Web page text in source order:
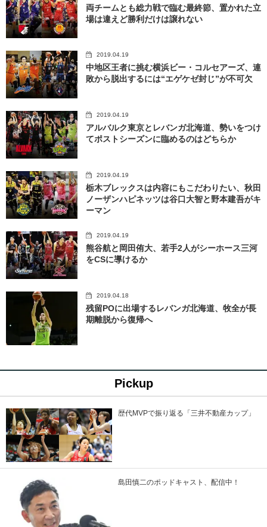
両チームとも総力戦で臨む最終節、置かれた立
場は違えど勝利だけは譲れない
2019.04.19
中地区王者に挑む横浜ビー・コルセアーズ、連
敗から脱出するには“エゲケゼ封じ”が不可欠
2019.04.19
アルバルク東京とレバンガ北海道、勢いをつけ
てポストシーズンに臨めるのはどちらか
2019.04.19
栃木ブレックスは内容にもこだわりたい、秋田
ノーザンハピネッツは谷口大智と野本建吾がキ
ーマン
2019.04.19
熊谷航と岡田侑大、若手2人がシーホース三河
をCSに導けるか
2019.04.18
残留POに出場するレバンガ北海道、牧全が長
期離脱から復帰へ
Pickup
歴代MVPで振り返る「三井不動産カップ」
島田慎二のポッドキャスト、配信中！